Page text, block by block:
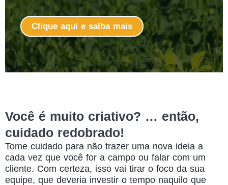
Clique aqui e saiba mais
Você é muito criativo? … então,
cuidado redobrado!
Tome cuidado para não trazer uma nova ideia a
cada vez que você for a campo ou falar com um
cliente. Com certeza, isso vai tirar o foco da sua
equipe, que deveria investir o tempo naquilo que